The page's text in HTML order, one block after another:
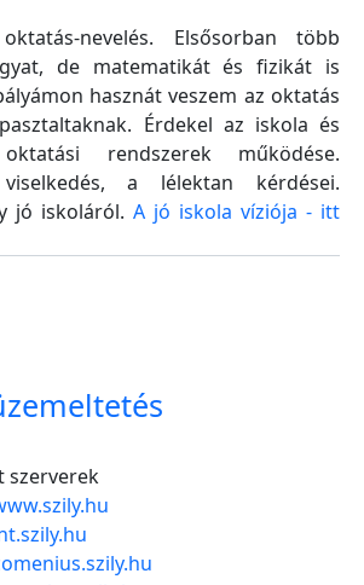
nevelés. Elsősorban több
de matematikát és fizikát is
hasznát veszem az oktatás
Érdekel az iskola és
rendszerek működése.
a lélektan kérdései.
jó iskoláról. A jó iskola víziója - itt
szerverek